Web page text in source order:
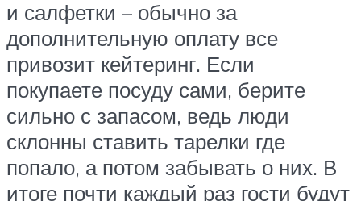
и салфетки – обычно за
дополнительную оплату все
привозит кейтеринг. Если
покупаете посуду сами, берите
сильно с запасом, ведь люди
склонны ставить тарелки где
попало, а потом забывать о них. В
итоге почти каждый раз гости будут